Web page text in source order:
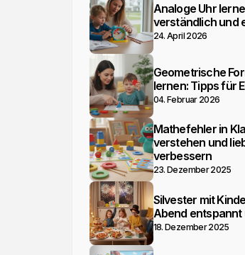
Analoge Uhr
verständlich und
24. April 2026
Geometrische
lernen: Tipps für
04. Februar 2026
Mathefehler in
verstehen und
verbessern
23. Dezember 2025
Silvester mit
Abend entspannt
18. Dezember 2025